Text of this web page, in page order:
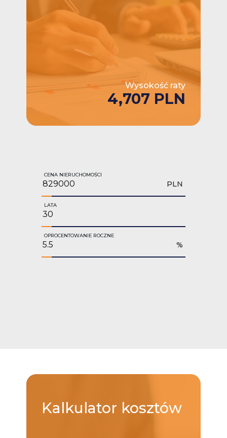
Wysokość raty
4,707 PLN
CENA NIERUCHOMOŚCI
PLN
LATA
OPROCENTOWANIE ROCZNE
%
Kalkulator kosztów